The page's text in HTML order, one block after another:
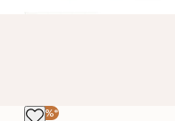
-40%*